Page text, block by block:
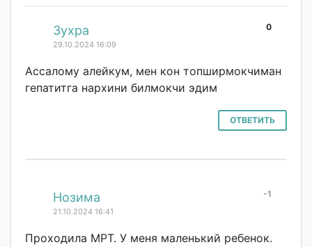
0
Зухра
29.10.2024 16:09
Ассалому алейкум, мен кон топширмокчиман
гепатитга нархини билмокчи эдим
ОТВЕТИТЬ
-1
Нозима
21.10.2024 16:41
Проходила МРТ. У меня маленький ребенок.